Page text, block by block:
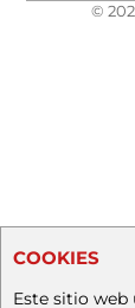
©
COOKIES
Este sitio web